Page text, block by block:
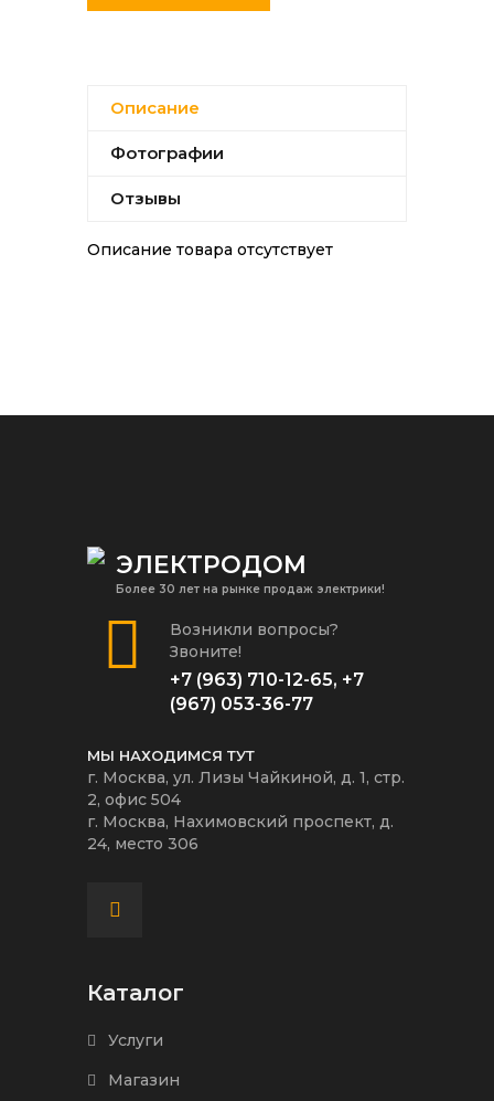
Описание
Фотографии
Отзывы
Описание товара отсутствует
ЭЛЕКТРОДОМ
Более 30 лет на рынке продаж электрики!
Возникли вопросы?
Звоните!
+7 (963) 710-12-65, +7
(967) 053-36-77
МЫ НАХОДИМСЯ ТУТ
г. Москва, ул. Лизы Чайкиной, д. 1, стр.
2, офис 504
г. Москва, Нахимовский проспект, д.
24, место 306
Каталог
Услуги
Магазин